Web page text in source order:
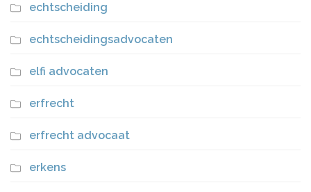
echtscheiding
echtscheidingsadvocaten
elfi advocaten
erfrecht
erfrecht advocaat
erkens